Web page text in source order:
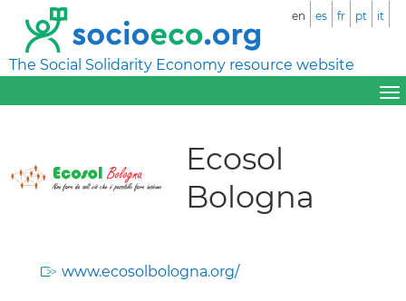
The Social Solidarity Economy resource website
en es fr pt it
Ecosol
Bologna
www.ecosolbologna.org/